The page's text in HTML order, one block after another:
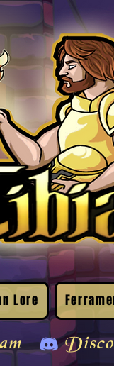
Lore